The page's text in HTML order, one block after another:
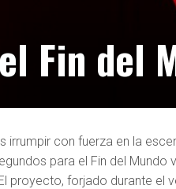
Fin del
irrumpir con fuerza en la
para el Fin del
El proyecto, forjado durante